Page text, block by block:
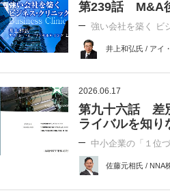
第239話 M&A
強い会社を築く ビ
井上和弘氏 / アイ
2026.06.17
第九十六話 差
ライバルを知り
中小企業の「１位
佐藤元相氏 /